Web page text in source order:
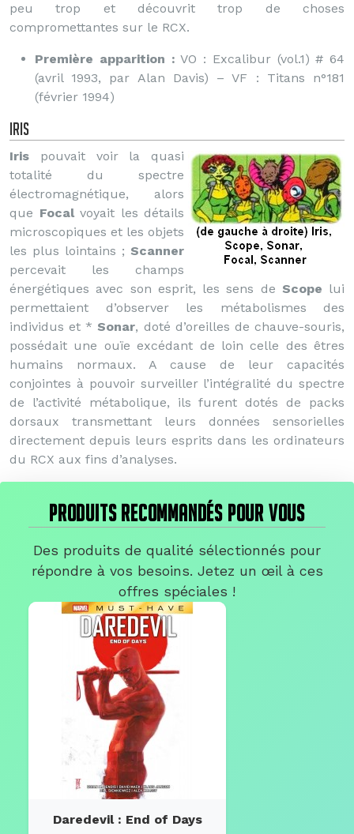
peu trop et découvrit trop de choses
compromettantes sur le RCX.
Première apparition : VO : Excalibur (vol.1) # 64
(avril 1993, par Alan Davis) – VF : Titans n°181
(février 1994)
Iris
Iris pouvait voir la quasi
totalité du spectre
électromagnétique, alors
que Focalvoyait les détails
microscopiques et les objets
les plus lointains ; Scanner
percevait les champs
énergétiques avec son esprit, les sens de Scope lui
permettaient d’observer les métabolismes des
individus et *Sonar, doté d’oreilles de chauve-souris,
possédait une ouïe excédant de loin celle des êtres
humains normaux. A cause de leur capacités
conjointes à pouvoir surveiller l’intégralité du spectre
de l’activité métabolique, ils furent dotés de packs
dorsaux transmettant leurs données sensorielles
directement depuis leurs esprits dans les ordinateurs
du RCX aux fins d’analyses.
PRODUITS RECOMMANDÉS POUR VOUS
Des produits de qualité sélectionnés pour
répondre à vos besoins. Jetez un œil à ces
offres spéciales !
Daredevil : End of Days